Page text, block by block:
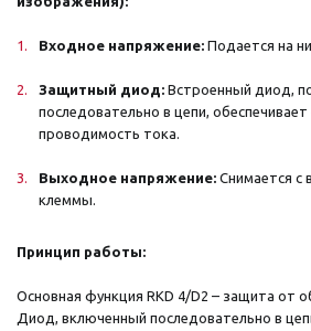
Входное напряжение: Подается на
Защитный диод: Встроенный диод,
последовательно в цепи,
проводимость тока.
Выходное напряжение: Снимается с
клеммы.
Принцип работы:
Основная функция RKD 4/D2 – защита от
Диод, включенный последовательно в